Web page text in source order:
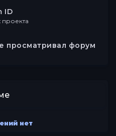
ID
просматривал форум
нет